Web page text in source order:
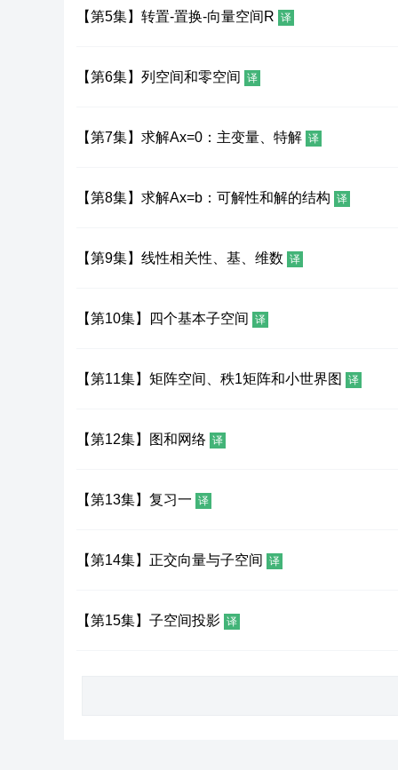
【第5集】转置-置换-向量空间R 译
【第6集】列空间和零空间 译
【第7集】求解Ax=0：主变量、特解 译
【第8集】求解Ax=b：可解性和解的结构 译
【第9集】线性相关性、基、维数 译
【第10集】四个基本子空间 译
【第11集】矩阵空间、秩1矩阵和小世界图 译
【第12集】图和网络 译
【第13集】复习一 译
【第14集】正交向量与子空间 译
【第15集】子空间投影 译